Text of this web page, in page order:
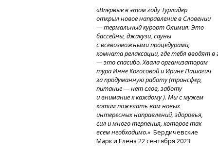
«Впервые в этом году Турлидер
открыл новое направление в Словении
— термальный курорт Олимия. Это
бассейны, джакузи, сауны
с всевозможными процедурами,
комнатарелаксации,гдетебявводятв
— это спасибо. Хвала организаторам
тура Инне Когосовой и Ирине Пашагич
за продуманную работу (трансфер,
питание — нет слов, заботу
и внимание к каждому ). Мы с мужем
хотим пожелать вам новых
интересных направлений, здоровья,
сил и много терпения, которое так
всем необходимо.» Бердичевские
Марк и Елена 22 сентября 2023